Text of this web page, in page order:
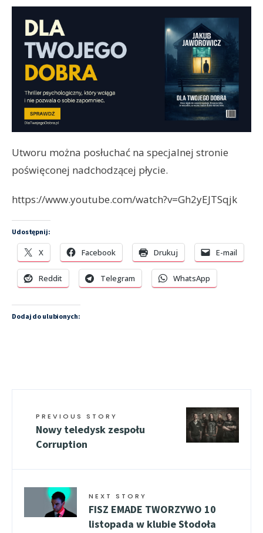
Utworu można posłuchać na specjalnej stronie
poświęconej nadchodzącej płycie.
https://www.youtube.com/watch?v=Gh2yEJTSqjk
Udostępnij:
X Facebook Drukuj E-mail
Reddit Telegram WhatsApp
Dodaj do ulubionych:
PREVIOUS STORY
Nowy teledysk zespołu
Corruption
NEXT STORY
FISZ EMADE TWORZYWO 10
listopada w klubie Stodoła